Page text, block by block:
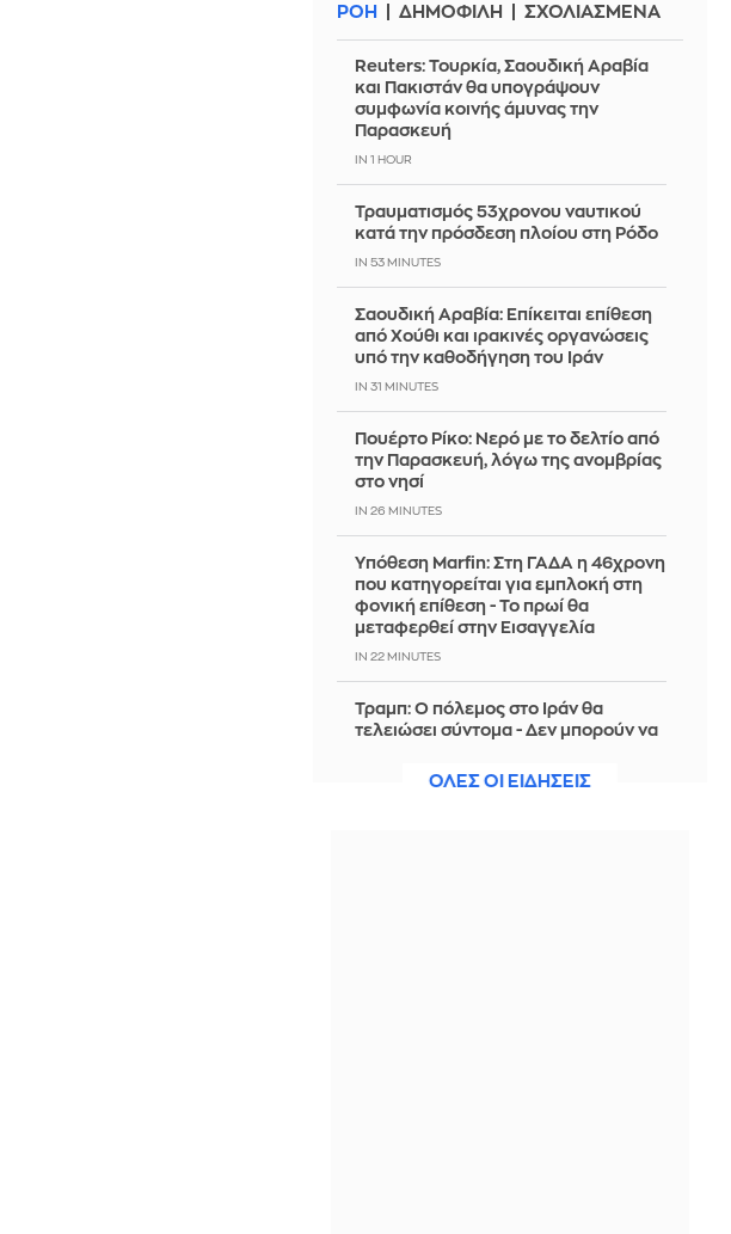
ΡΟΗ ΔΗΜΟΦΙΛΗ ΣΧΟΛΙΑΣΜΕΝΑ
Reuters: Τουρκία, Σαουδική Αραβία
και Πακιστάν θα υπογράψουν
συμφωνία κοινής άμυνας την
Παρασκευή
IN 1 HOUR
Τραυματισμός 53χρονου ναυτικού
κατά την πρόσδεση πλοίου στη Ρόδο
IN 53 MINUTES
Σαουδική Αραβία: Επίκειται επίθεση
από Χούθι και ιρακινές οργανώσεις
υπό την καθοδήγηση του Ιράν
IN 31 MINUTES
Πουέρτο Ρίκο: Νερό με το δελτίο από
την Παρασκευή, λόγω της ανομβρίας
στο νησί
IN 26 MINUTES
Υπόθεση Marfin: Στη ΓΑΔΑ η 46χρονη
που κατηγορείται για εμπλοκή στη
φονική επίθεση - Το πρωί θα
μεταφερθεί στην Εισαγγελία
IN 22 MINUTES
Τραμπ: Ο πόλεμος στο Ιράν θα
τελειώσει σύντομα - Δεν μπορούν να
IN 18 MINUTESΟΛΕΣ ΟΙ ΕΙΔΗΣΕΙΣ